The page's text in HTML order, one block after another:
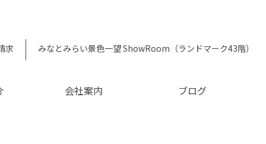
求 みなとみらい景色一望 ShowRoom（ランドマーク43階）
会社案内 ブログ